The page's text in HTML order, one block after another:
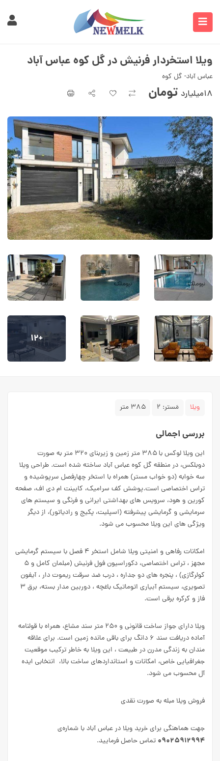
ویلا استخردار فرنیش در گل کوه عباس آباد
عباس آباد- گل کوه
۱۸میلیارد تومان
+۱۲
ویلا مَستر: ۲ ۳۸۵ متر
بررسی اجمالی
این ویلا لوکس با ۳۸۵ متر زمین و زیربنای ۳۲۰ متر به صورت
دوبلکس، در منطقه گل کوه عباس آباد ساخته شده است. طراحی ویلا
سه خوابه (دو خواب مستر) همراه با استخر چهارفصل سرپوشیده و
تراس اختصاصی است.پوشش کف سرامیک، کابینت ام دی اف، صفحه
کورین و هود، سرویس های بهداشتی ایرانی و فرنگی و سیستم های
سرمایشی و گرمایشی پیشرفته (اسپلیت، پکیج و رادیاتور)، از دیگر
ویژگی های این ویلا محسوب می شود.
امکانات رفاهی و امنیتی ویلا شامل استخر ۴ فصل با سیستم گرمایشی
مجهز ، تراس اختصاصی، دکوراسیون فول فرنیش (مبلمان کامل و ۵
کولرگازی) ، پنجره های دو جداره ، درب ضد سرقت ریموت دار ، آیفون
تصویری، سیستم آبیاری اتوماتیک باغچه ، دوربین مدار بسته، برق ۳
فاز و کرکره برقی است.
ویلا دارای جواز ساخت قانونی و ۲۵۰ متر سند مشاع، همراه با قولنامه
آماده دریافت سند ۶ دانگ برای باقی مانده زمین است. برای علاقه
مندان به زندگی مدرن در طبیعت ، این ویلا به خاطر ترکیب موقعیت
جغرافیایی خاص، امکانات و استانداردهای ساخت بالا، انتخابی ایده
آل محسوب می شود.
فروش ویلا مبله به صورت نقدی
جهت هماهنگی برای خرید ویلا در عباس آباد با شماره‌ی
۰۹۰۲۵۹۱۲۹۹۴ تماس حاصل فرمایید.